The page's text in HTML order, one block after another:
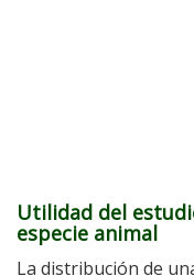
Utilidad del
especie animal
La distribución de